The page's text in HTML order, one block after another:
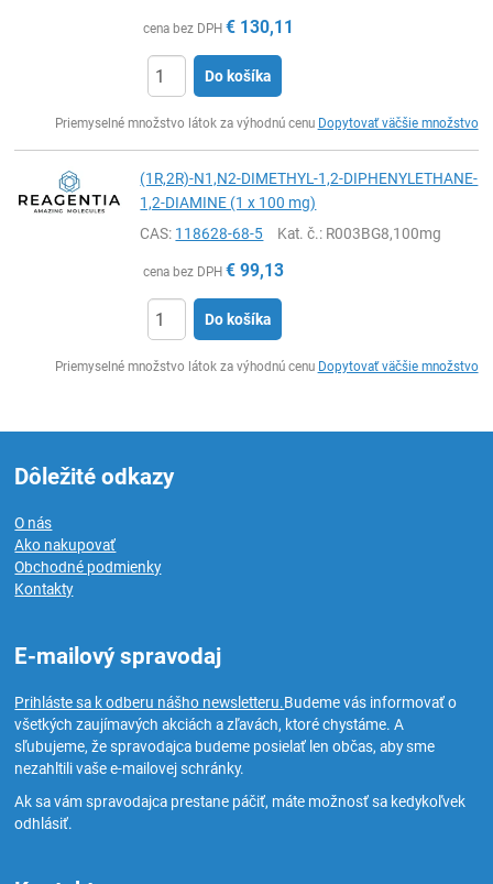
cena bez DPH € 130,11
Do košíka
Priemyselné množstvo látok za výhodnú cenu Dopytovať väčšie množstvo
(1R,2R)-N1,N2-DIMETHYL-1,2-DIPHENYLETHANE-
1,2-DIAMINE (1 x 100 mg)
CAS: 118628-68-5 Kat. č.: R003BG8,100mg
cena bez DPH € 99,13
Do košíka
Priemyselné množstvo látok za výhodnú cenu Dopytovať väčšie množstvo
Dôležité odkazy
O nás
Ako nakupovať
Obchodné podmienky
Kontakty
E-mailový spravodaj
Prihláste sa k odberu nášho newsletteru.Budeme vás informovať o
všetkých zaujímavých akciách a zľavách, ktoré chystáme. A
sľubujeme, že spravodajca budeme posielať len občas, aby sme
nezahltili vaše e-mailovej schránky.
Ak sa vám spravodajca prestane páčiť, máte možnosť sa kedykoľvek
odhlásiť.